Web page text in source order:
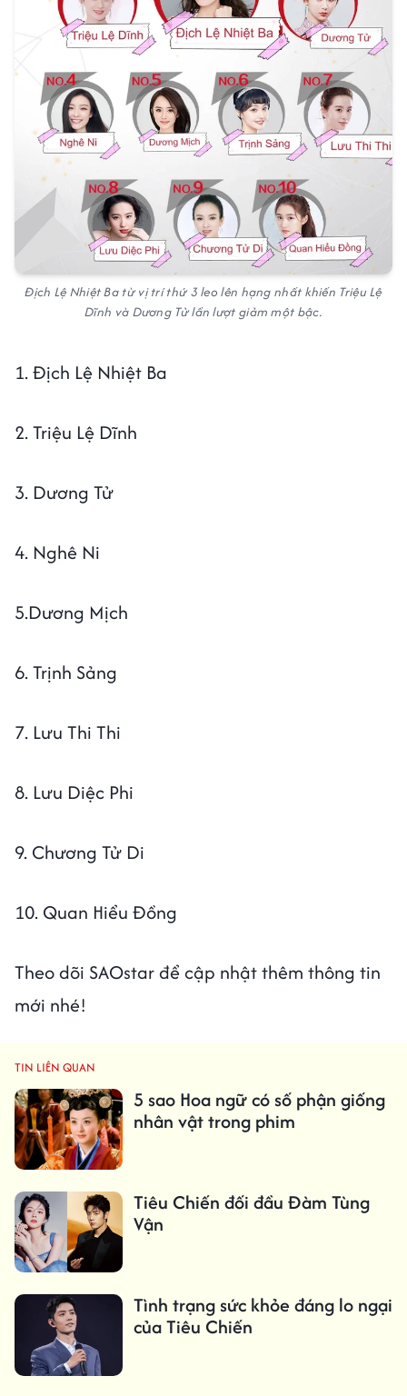
Địch Lệ Nhiệt Ba từ vị trí thứ 3 leo lên hạng nhất khiến Triệu Lệ
Dĩnh và Dương Tử lần lượt giảm một bậc.
1. Địch Lệ Nhiệt Ba
2. Triệu Lệ Dĩnh
3. Dương Tử
4. Nghê Ni
5.Dương Mịch
6. Trịnh Sảng
7. Lưu Thi Thi
8. Lưu Diệc Phi
9. Chương Tử Di
10. Quan Hiểu Đồng
Theo dõi SAOstar để cập nhật thêm thông tin
mới nhé!
TIN LIÊN QUAN
5 sao Hoa ngữ có số phận giống
nhân vật trong phim
Tiêu Chiến đối đầu Đàm Tùng
Vận
Tình trạng sức khỏe đáng lo ngại
của Tiêu Chiến